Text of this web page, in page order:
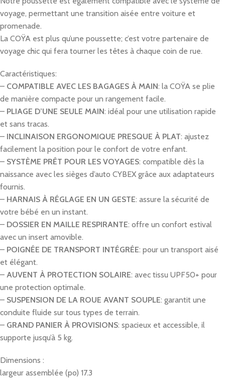
voyage, permettant une transition aisée entre voiture et
promenade.
La COŸA est plus qu’une poussette; c’est votre partenaire de
voyage chic qui fera tourner les têtes à chaque coin de rue.
Caractéristiques:
– COMPATIBLE AVEC LES BAGAGES À MAIN: la COŸA se plie
de manière compacte pour un rangement facile.
– PLIAGE D’UNE SEULE MAIN: idéal pour une utilisation rapide
et sans tracas.
– INCLINAISON ERGONOMIQUE PRESQUE À PLAT: ajustez
facilement la position pour le confort de votre enfant.
– SYSTÈME PRÊT POUR LES VOYAGES: compatible dès la
naissance avec les sièges d’auto CYBEX grâce aux adaptateurs
fournis.
– HARNAIS À RÉGLAGE EN UN GESTE: assure la sécurité de
votre bébé en un instant.
– DOSSIER EN MAILLE RESPIRANTE: offre un confort estival
avec un insert amovible.
– POIGNÉE DE TRANSPORT INTÉGRÉE: pour un transport aisé
et élégant.
– AUVENT À PROTECTION SOLAIRE: avec tissu UPF50+ pour
une protection optimale.
– SUSPENSION DE LA ROUE AVANT SOUPLE: garantit une
conduite fluide sur tous types de terrain.
– GRAND PANIER À PROVISIONS: spacieux et accessible, il
supporte jusqu’à 5 kg.
Dimensions :
largeur assemblée (po) 17.3